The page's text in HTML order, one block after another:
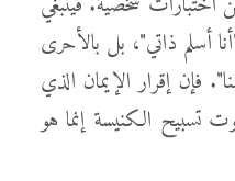
أسلم ذاتي"، بل بالأحرى
فإن إقرار الإيمان الذي
تسبيح الكنيسة إنما هو